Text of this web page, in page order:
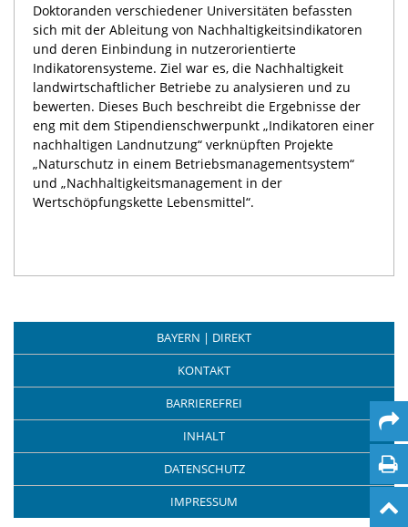
Doktoranden verschiedener Universitäten befassten
sich mit der Ableitung von Nachhaltigkeitsindikatoren
und deren Einbindung in nutzerorientierte
Indikatorensysteme. Ziel war es, die Nachhaltigkeit
landwirtschaftlicher Betriebe zu analysieren und zu
bewerten. Dieses Buch beschreibt die Ergebnisse der
eng mit dem Stipendienschwerpunkt „Indikatoren einer
nachhaltigen Landnutzung“ verknüpften Projekte
„Naturschutz in einem Betriebsmanagementsystem“
und „Nachhaltigkeitsmanagement in der
Wertschöpfungskette Lebensmittel“.
BAYERN | DIREKT
KONTAKT
BARRIEREFREI
INHALT
DATENSCHUTZ
IMPRESSUM